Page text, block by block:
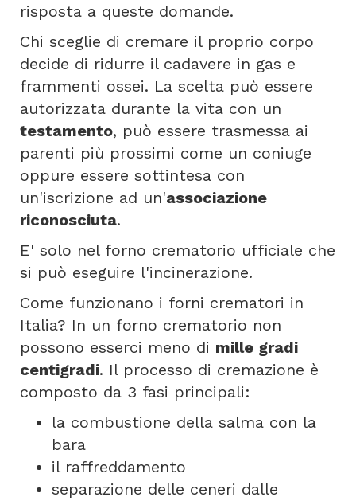
risposta a queste domande.
Chi sceglie di cremare il proprio corpo
decide di ridurre il cadavere in gas e
frammenti ossei. La scelta può essere
autorizzata durante la vita con un
testamento, può essere trasmessa ai
parenti più prossimi come un coniuge
oppure essere sottintesa con
un'iscrizione ad un'associazione
riconosciuta.
E' solo nel forno crematorio ufficiale che
si può eseguire l'incinerazione.
Come funzionano i forni crematori in
Italia? In un forno crematorio non
possono esserci meno di mille gradi
centigradi. Il processo di cremazione è
composto da 3 fasi principali:
la combustione della salma con la
bara
il raffreddamento
separazione delle ceneri dalle